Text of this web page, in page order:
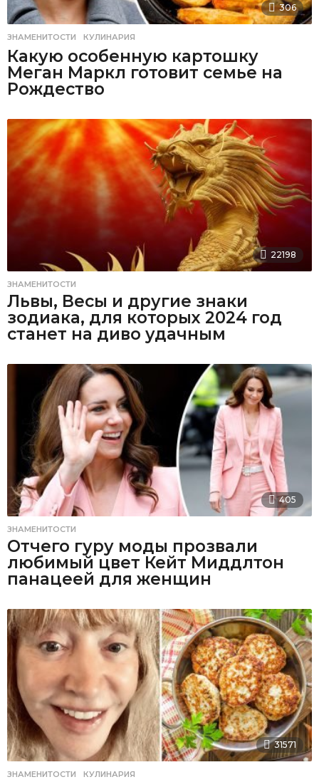
306
ЗНАМЕНИТОСТИ ,КУЛИНАРИЯ
Какую особенную картошку
Меган Маркл готовит семье на
Рождество
22198
ЗНАМЕНИТОСТИ
Львы, Весы и другие знаки
зодиака, для которых 2024 год
станет на диво удачным
405
ЗНАМЕНИТОСТИ
Отчего гуру моды прозвали
любимый цвет Кейт Миддлтон
панацеей для женщин
31571
ЗНАМЕНИТОСТИ ,КУЛИНАРИЯ